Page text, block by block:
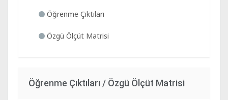
Öğrenme Çıktıları
Özgü Ölçüt Matrisi
Öğrenme Çıktıları / Özgü Ölçüt Matrisi